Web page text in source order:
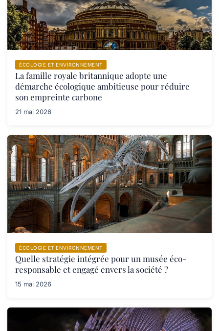
ÉCOLOGIE ET ENVIRONNEMENT
La famille royale britannique adopte une
démarche écologique ambitieuse pour réduire
son empreinte carbone
21 mai 2026
ÉCOLOGIE ET ENVIRONNEMENT
Quelle stratégie intégrée pour un musée éco-
responsable et engagé envers la société ?
15 mai 2026